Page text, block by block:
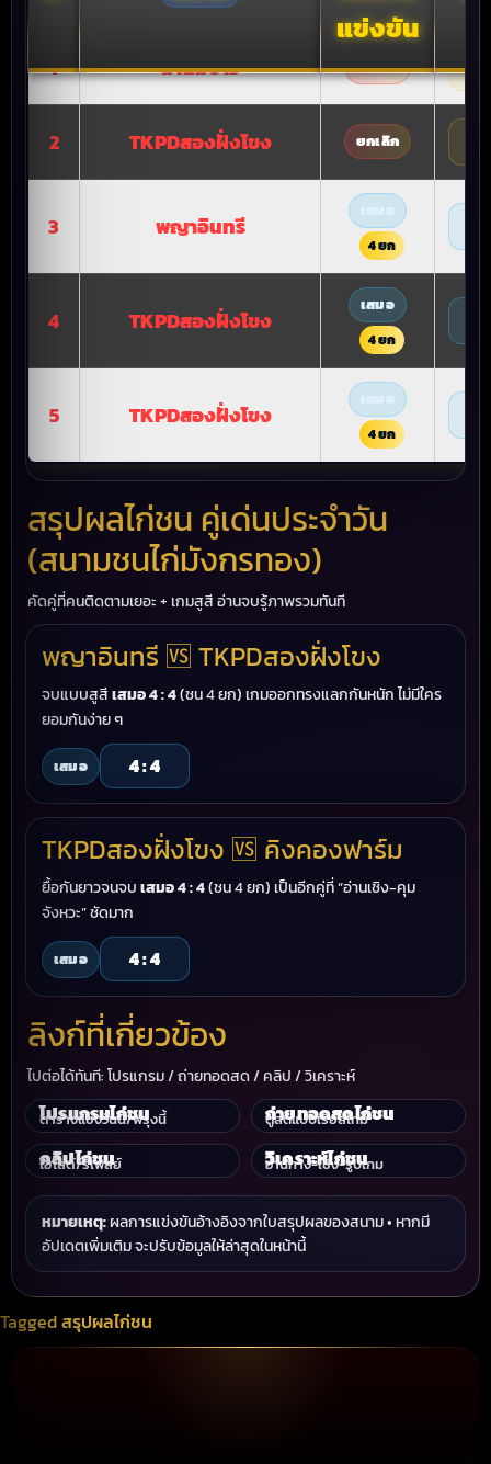
แข่งขัน
1 น้ำนมขาว ยกเลิก
2 TKPDสองฝั่งโขง ยกเลิก
3 พญาอินทรี
4 ยก
4 TKPDสองฝั่งโขง
เสมอ
4 ยก
5 TKPDสองฝั่งโขง
4 ยก
สรุปผลไก่ชน คู่เด่นประจำวัน
(สนามชนไก่มังกรทอง)
คัดคู่ที่คนติดตามเยอะ + เกมสูสี อ่านจบรู้ภาพรวมทันที
พญาอินทรี 🆚 TKPDสองฝั่งโขง
จบแบบสูสีเสมอ 4 : 4(ชน 4 ยก) เกมออกทรงแลกกันหนัก ไม่มีใคร
ยอมกันง่าย ๆ
เสมอ 4 : 4
TKPDสองฝั่งโขง 🆚 คิงคองฟาร์ม
ยื้อกันยาวจนจบเสมอ 4 : 4(ชน 4 ยก) เป็นอีกคู่ที่ “อ่านเชิง-คุม
จังหวะ” ชัดมาก
เสมอ 4 : 4
ลิงก์ที่เกี่ยวข้อง
ไปต่อได้ทันที: โปรแกรม / ถ่ายทอดสด / คลิป / วิเคราะห์
โปรแกรมไก่ชน
ตารางแข่งวันนี้/พรุ่งนี้ ถ่ายทอดสดไก่ชน
ดูสดแบบเรียลไทม์
คลิปไก่ชน
ไฮไลต์/รีเพลย์ วิเคราะห์ไก่ชน
อ่านทาง-เชิง-รูปเกม
หมายเหตุ:ผลการแข่งขันอ้างอิงจากใบสรุปผลของสนาม • หากมี
อัปเดตเพิ่มเติม จะปรับข้อมูลให้ล่าสุดในหน้านี้
Taggedสรุปผลไก่ชน